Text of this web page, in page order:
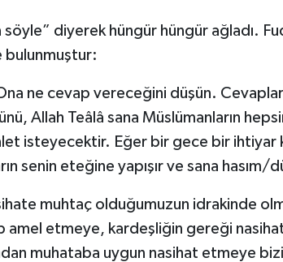
söyle” diyerek hüngür hüngür ağladı.
bulunmuştur:
ne cevap vereceğini düşün.
Allah Teâlâ sana Müslümanların
isteyecektir. Eğer bir gece bir ihtiyar
senin eteğine yapışır ve sana hasım/
muhtaç olduğumuzun idrakinde
amel etmeye, kardeşliğin gereği
muhataba uygun nasihat etmeye bizi